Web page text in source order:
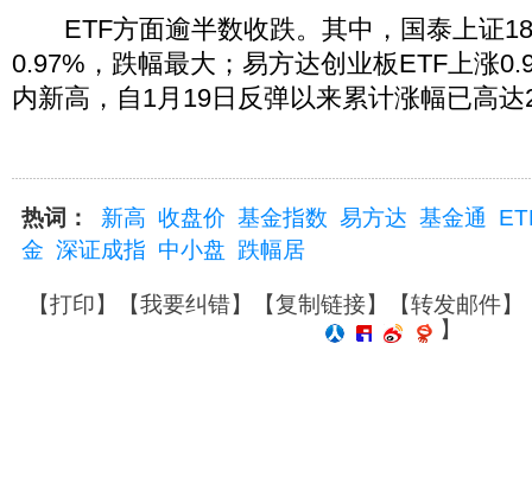
ETF方面逾半数收跌。其中，国泰上证
0.97%，跌幅最大；易方达创业板ETF上涨
内新高，自1月19日反弹以来累计涨幅已高
热词： 新高 收盘价 基金指数 易方达 基金通
金 深证成指 中小盘 跌幅居
【打印】【我要纠错】【复制链接】【转发邮件】
】